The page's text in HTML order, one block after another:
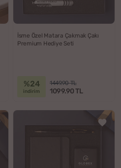
İsme Özel Matara Çakmak Çakı
Premium Hediye Seti
%24
indirim
1449.90 TL
1099.90 TL